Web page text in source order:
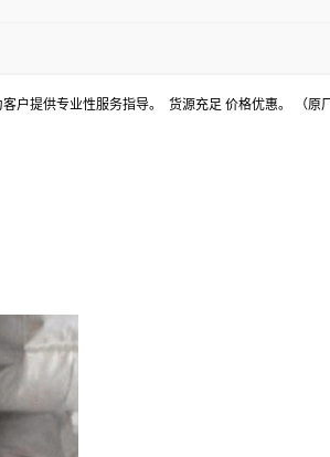
户提供专业性服务指导。 货源充足 价格优惠。 （原